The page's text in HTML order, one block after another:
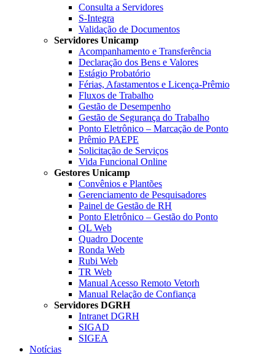
Consulta a Servidores
S-Integra
Validação de Documentos
Servidores Unicamp
Acompanhamento e Transferência
Declaração dos Bens e Valores
Estágio Probatório
Férias, Afastamentos e Licença-Prêmio
Fluxos de Trabalho
Gestão de Desempenho
Gestão de Segurança do Trabalho
Ponto Eletrônico – Marcação de Ponto
Prêmio PAEPE
Solicitação de Serviços
Vida Funcional Online
Gestores Unicamp
Convênios e Plantões
Gerenciamento de Pesquisadores
Painel de Gestão de RH
Ponto Eletrônico – Gestão do Ponto
QL Web
Quadro Docente
Ronda Web
Rubi Web
TR Web
Manual Acesso Remoto Vetorh
Manual Relação de Confiança
Servidores DGRH
Intranet DGRH
SIGAD
SIGEA
Notícias